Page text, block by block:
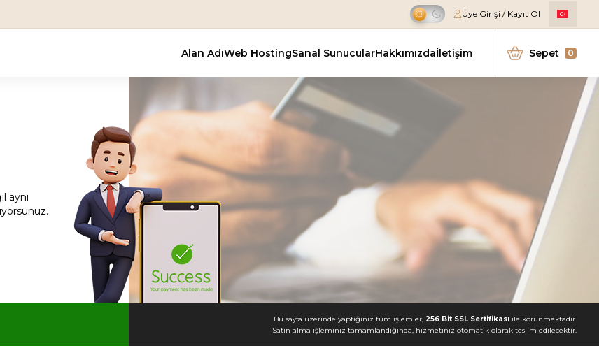
Üye Girişi / Kayıt Ol
Alan AdıWeb HostingSanal SunucularHakkımızdaİletişim Sepet 0
aynı
Bu sayfa üzerinde yaptığınız tüm işlemler, 256 Bit SSL Sertifikası ile korunmaktadır.
Satın alma işleminiz tamamlandığında, hizmetiniz otomatik olarak teslim edilecektir.